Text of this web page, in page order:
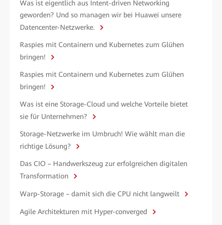
Was ist eigentlich aus Intent-driven Networking
geworden? Und so managen wir bei Huawei unsere
Datencenter-Netzwerke.
Raspies mit Containern und Kubernetes zum Glühen
bringen!
Raspies mit Containern und Kubernetes zum Glühen
bringen!
Was ist eine Storage-Cloud und welche Vorteile bietet
sie für Unternehmen?
Storage-Netzwerke im Umbruch! Wie wählt man die
richtige Lösung?
Das CIO – Handwerkszeug zur erfolgreichen digitalen
Transformation
Warp-Storage – damit sich die CPU nicht langweilt
Agile Architekturen mit Hyper-converged